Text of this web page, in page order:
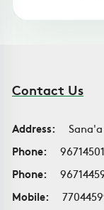
Contact Us
Address:
Phone:
Phone:
Mobile: